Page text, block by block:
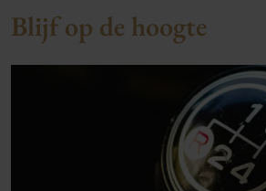
Blijf op de hoogte